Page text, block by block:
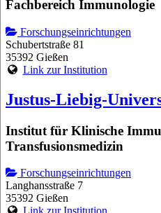
Fachbereich Immunologie
Forschungseinrichtungen
Schubertstraße 81
35392 Gießen
Link zur Institution
Justus-Liebig-
Institut für Klinische
Transfusionsmedizin
Forschungseinrichtungen
Langhansstraße 7
35392 Gießen